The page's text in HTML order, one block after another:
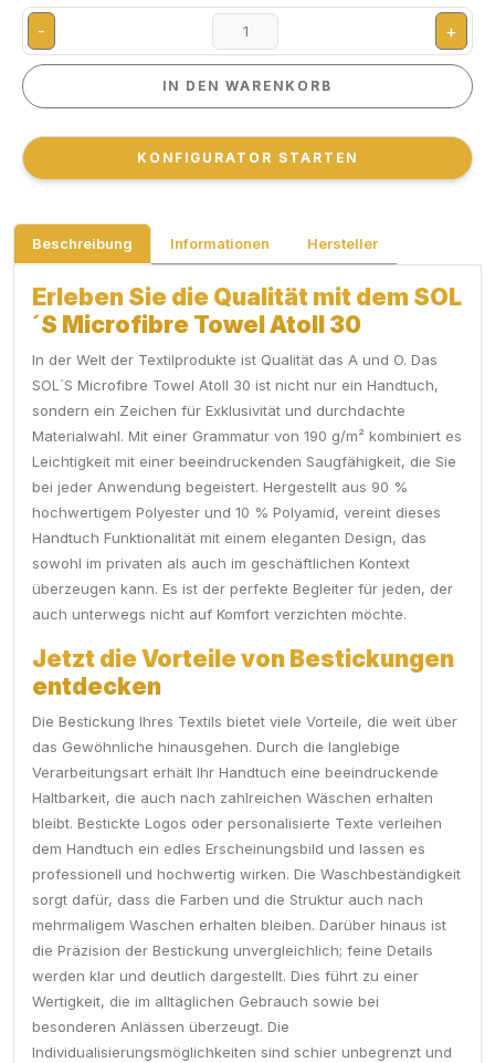
- +
IN DEN WARENKORB
IN DEN WARENKORB
KONFIGURATOR STARTEN
KONFIGURATOR STARTEN
Beschreibung Informationen Hersteller
Erleben Sie die Qualität mit dem SOL
´S Microfibre Towel Atoll 30
In der Welt der Textilprodukte ist Qualität das A und O. Das
SOL´S Microfibre Towel Atoll 30 ist nicht nur ein Handtuch,
sondern ein Zeichen für Exklusivität und durchdachte
Materialwahl. Mit einer Grammatur von 190 g/m² kombiniert es
Leichtigkeit mit einer beeindruckenden Saugfähigkeit, die Sie
bei jeder Anwendung begeistert. Hergestellt aus 90 %
hochwertigem Polyester und 10 % Polyamid, vereint dieses
Handtuch Funktionalität mit einem eleganten Design, das
sowohl im privaten als auch im geschäftlichen Kontext
überzeugen kann. Es ist der perfekte Begleiter für jeden, der
auch unterwegs nicht auf Komfort verzichten möchte.
Jetzt die Vorteile von Bestickungen
entdecken
Die Bestickung Ihres Textils bietet viele Vorteile, die weit über
das Gewöhnliche hinausgehen. Durch die langlebige
Verarbeitungsart erhält Ihr Handtuch eine beeindruckende
Haltbarkeit, die auch nach zahlreichen Wäschen erhalten
bleibt. Bestickte Logos oder personalisierte Texte verleihen
dem Handtuch ein edles Erscheinungsbild und lassen es
professionell und hochwertig wirken. Die Waschbeständigkeit
sorgt dafür, dass die Farben und die Struktur auch nach
mehrmaligem Waschen erhalten bleiben. Darüber hinaus ist
die Präzision der Bestickung unvergleichlich; feine Details
werden klar und deutlich dargestellt. Dies führt zu einer
Wertigkeit, die im alltäglichen Gebrauch sowie bei
besonderen Anlässen überzeugt. Die
Individualisierungsmöglichkeiten sind schier unbegrenzt und